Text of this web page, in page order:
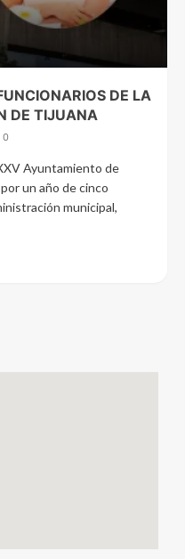
DE LA
DE TIJUANA
0
Ayuntamiento de
un año de cinco
municipal,